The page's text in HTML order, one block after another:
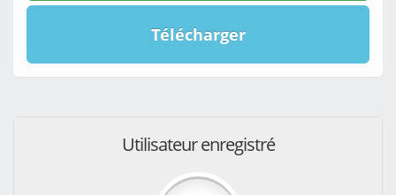
Télécharger
Utilisateur enregistré